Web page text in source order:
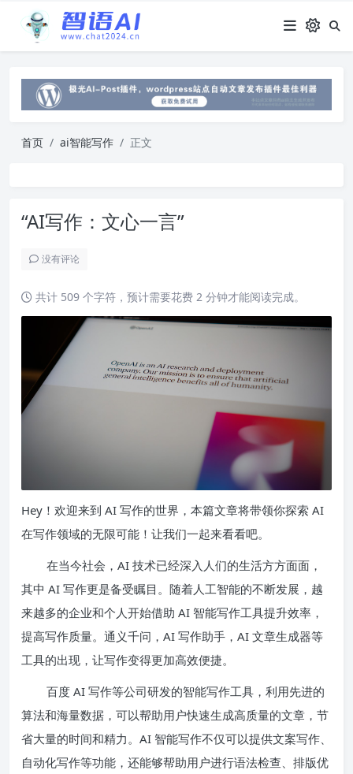
首页 ai智能写作 正文
“AI写作：文心一言”
没有评论
共计 509 个字符，预计需要花费 2 分钟才能阅读完成。
Hey！欢迎来到 AI 写作的世界，本篇文章将带领你探索 AI
在写作领域的无限可能！让我们一起来看看吧。
在当今社会，AI 技术已经深入人们的生活方方面面，
其中 AI 写作更是备受瞩目。随着人工智能的不断发展，越
来越多的企业和个人开始借助 AI 智能写作工具提升效率，
提高写作质量。通义千问，AI 写作助手，AI 文章生成器等
工具的出现，让写作变得更加高效便捷。
百度 AI 写作等公司研发的智能写作工具，利用先进的
算法和海量数据，可以帮助用户快速生成高质量的文章，节
省大量的时间和精力。AI 智能写作不仅可以提供文案写作、
自动化写作等功能，还能够帮助用户进行语法检查、排版优